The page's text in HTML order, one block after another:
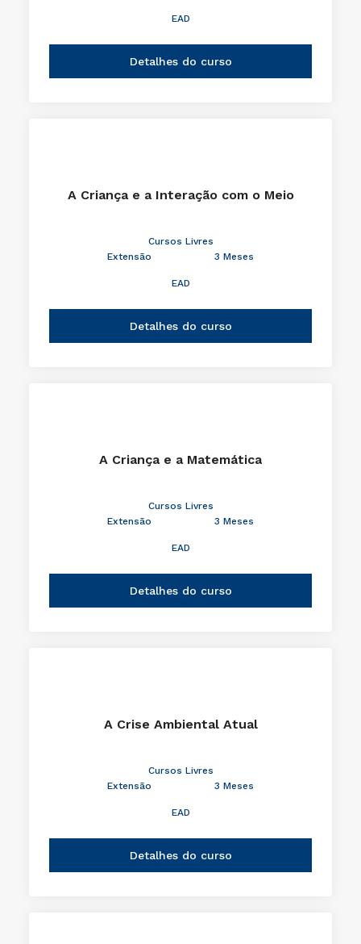
EAD
Detalhes do curso
A Criança e a Interação com o Meio
Cursos Livres
Extensão
3 Meses
EAD
Detalhes do curso
A Criança e a Matemática
Cursos Livres
Extensão
3 Meses
EAD
Detalhes do curso
A Crise Ambiental Atual
Cursos Livres
Extensão
3 Meses
EAD
Detalhes do curso